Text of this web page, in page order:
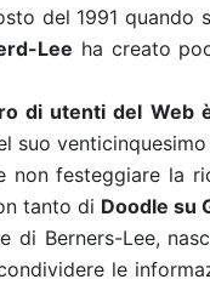
del 1991 quando
Lee ha creato
di utenti del Web
suo
non festeggiare la
tanto di Doodle su
di Berners-Lee,
le